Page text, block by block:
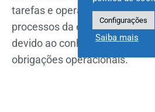
tarefas e operações,
processos da empresa e se
devido ao conhecimento
obrigações operacionais.
Configurações
Saiba mais